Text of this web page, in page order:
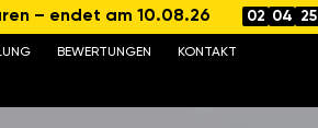
– endet am 10.08.26 02 04 24
BEWERTUNGEN
KONTAKT